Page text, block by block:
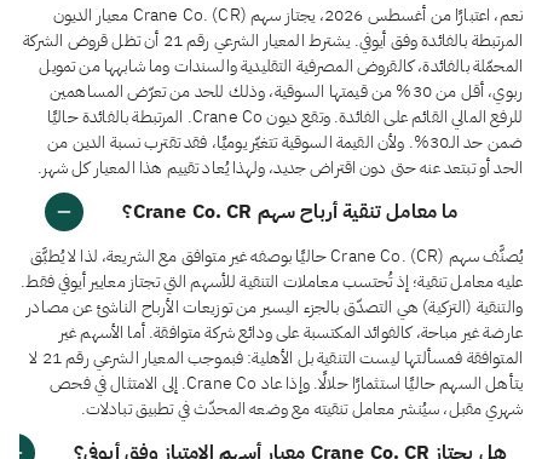
نعم، اعتبارًا من أغسطس 2026، يجتاز سهم Crane Co. (CR) معيار الديون
المرتبطة بالفائدة وفق أيوفي. يشترط المعيار الشرعي رقم 21 أن تظل قروض الشركة
المحمّلة بالفائدة، كالقروض المصرفية التقليدية والسندات وما شابهها من تمويل
ربوي، أقل من 30% من قيمتها السوقية، وذلك للحد من تعرّض المساهمين
للرفع المالي القائم على الفائدة. وتقع ديون Crane Co. المرتبطة بالفائدة حاليًا
ضمن حد الـ30%. ولأن القيمة السوقية تتغيّر يوميًا، فقد تقترب نسبة الدين من
الحد أو تبتعد عنه حتى دون اقتراض جديد، ولهذا يُعاد تقييم هذا المعيار كل شهر.
ما معامل تنقية أرباح سهم Crane Co. CR؟
يُصنَّف سهم Crane Co. (CR) حاليًا بوصفه غير متوافق مع الشريعة، لذا لا يُطبَّق
عليه معامل تنقية؛ إذ تُحتسب معاملات التنقية للأسهم التي تجتاز معايير أيوفي فقط.
والتنقية (التزكية) هي التصدّق بالجزء اليسير من توزيعات الأرباح الناشئ عن مصادر
عارضة غير مباحة، كالفوائد المكتسبة على ودائع شركة متوافقة. أما الأسهم غير
المتوافقة فمسألتها ليست التنقية بل الأهلية: فبموجب المعيار الشرعي رقم 21 لا
يتأهل السهم حاليًا استثمارًا حلالًا. وإذا عاد Crane Co. إلى الامتثال في فحص
شهري مقبل، سيُنشر معامل تنقيته مع وضعه المحدّث في تطبيق تبادلات.
هل يجتاز Crane Co. CR معيار أسهم الامتياز وفق أيوفي؟